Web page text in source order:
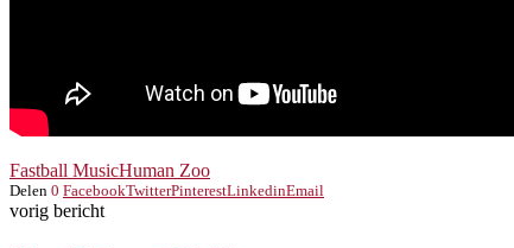
Fastball MusicHuman Zoo
Delen 0 FacebookTwitterPinterestLinkedinEmail
vorig bericht